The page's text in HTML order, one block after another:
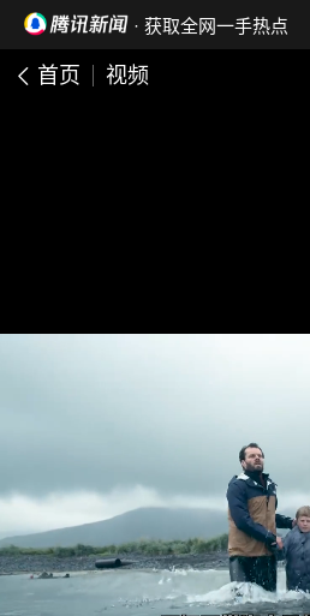
· 获取全网一手热点
首页 视频